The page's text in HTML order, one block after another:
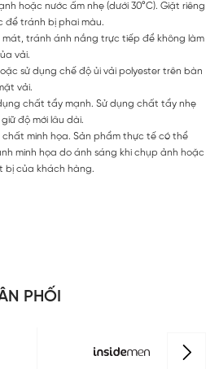
hoặc nước ấm nhẹ (dưới 30°C). Giặt riêng
để tránh bị phai màu.
mát, tránh ánh nắng trực tiếp để không làm
vải.
sử dụng chế độ ủi vải polyester trên bàn
vải.
chất tẩy mạnh. Sử dụng chất tẩy nhẹ
độ mới lâu dài.
chất minh họa. Sản phẩm thực tế có thể
minh họa do ánh sáng khi chụp ảnh hoặc
bị của khách hàng.
PHỐI